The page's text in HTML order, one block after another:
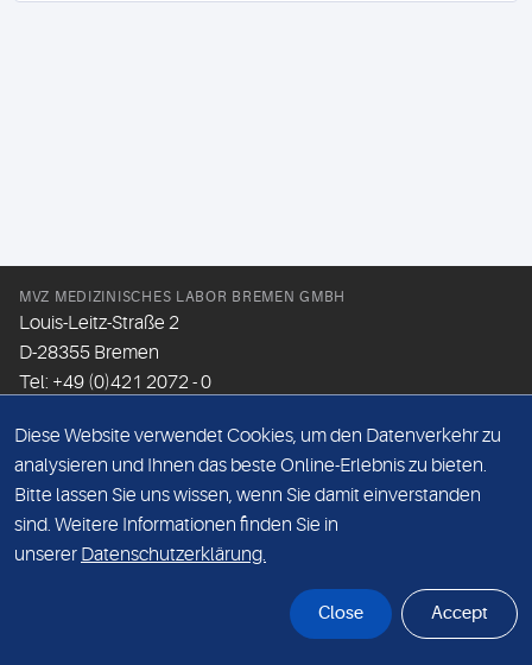
MVZ MEDIZINISCHES LABOR BREMEN GMBH
Louis-Leitz-Straße 2
D-28355 Bremen
Tel: +49 (0)421 2072 - 0
Email:info@mlhb.de
DATENSCHUTZ
IMPRESSUM
Diese Website verwendet Cookies, um den Datenverkehr zu
analysieren und Ihnen das beste Online-Erlebnis zu bieten.
Bitte lassen Sie uns wissen, wenn Sie damit einverstanden
sind. Weitere Informationen finden Sie in
unserer Datenschutzerklärung.
Close Accept